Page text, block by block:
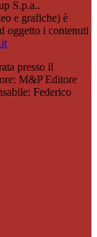
S.p.a..
e grafiche) è
oggetto i contenuti
presso il
M&P Editore
Federico